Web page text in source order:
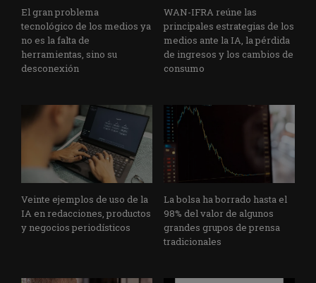
El gran problema
tecnológico de los medios ya
no es la falta de
herramientas, sino su
desconexión
WAN-IFRA reúne las
principales estrategias de los
medios ante la IA, la pérdida
de ingresos y los cambios de
consumo
Veinte ejemplos de uso de la
IA en redacciones, productos
y negocios periodísticos
La bolsa ha borrado hasta el
98% del valor de algunos
grandes grupos de prensa
tradicionales